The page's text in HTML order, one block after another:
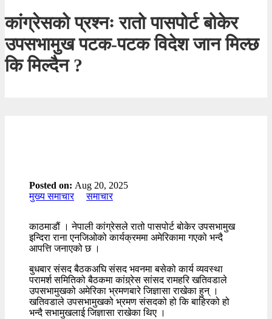
कांग्रेसको प्रश्नः रातो पासपोर्ट बोकेर
उपसभामुख पटक-पटक विदेश जान मिल्छ
कि मिल्दैन ?
Posted on: Aug 20, 2025
मुख्य समाचार
समाचार
काठमाडौं । नेपाली कांग्रेसले रातो पासपोर्ट बोकेर उपसभामुख
इन्दिरा राना एनजिओको कार्यक्रममा अमेरिकामा गएको भन्दै
आपत्ति जनाएको छ ।
बुधबार संसद बैठकअघि संसद भवनमा बसेको कार्य व्यवस्था
परामर्श समितिको बैठकमा कांग्र्रेस सांसद रामहरि खतिवडाले
उपसभामुखको अमेरिका भ्रमणबारे जिज्ञासा राखेका हुन् ।
खतिवडाले उपसभामुखको भ्रमण संसदको हो कि बाहिरको हो
भन्दै सभामुखलाई जिज्ञासा राखेका थिए ।